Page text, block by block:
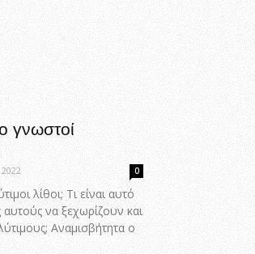
γνωστοί
0
λίθοι; Τι είναι αυτό
να ξεχωρίζουν και
Αναμισβήτητα ο